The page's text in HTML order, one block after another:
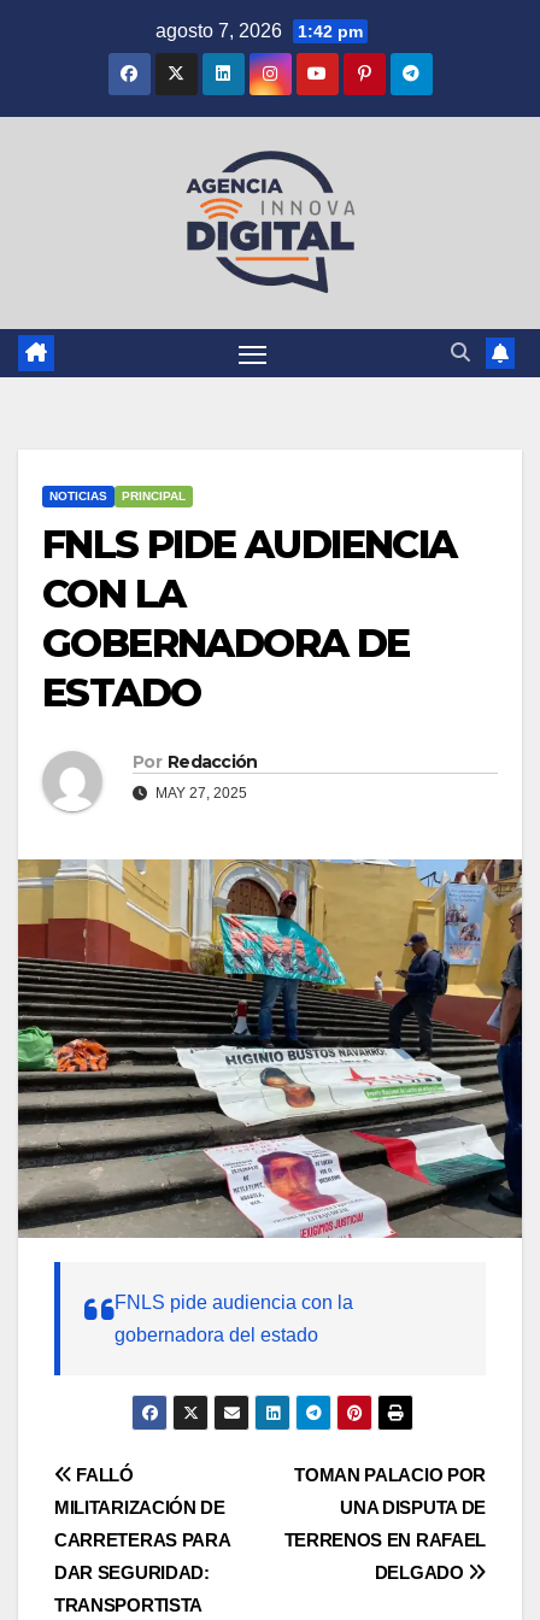
agosto 7, 2026 1:42 pm
NOTICIAS PRINCIPAL
FNLS PIDE AUDIENCIA
CON LA
GOBERNADORA DE
ESTADO
Por Redacción
MAY 27, 2025
FNLS pide audiencia con la
gobernadora del estado
Navegación
de
entradas
TOMAN PALACIO POR
UNA DISPUTA DE
TERRENOS EN RAFAEL
DELGADO
FALLÓ
MILITARIZACIÓN DE
CARRETERAS PARA
DAR SEGURIDAD:
TRANSPORTISTA